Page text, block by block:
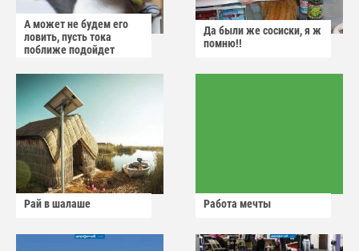
А может не будем его
ловить, пусть тока
поближе подойдет
Да были же сосиски, я ж
помню!!
Рай в шалаше Работа мечты